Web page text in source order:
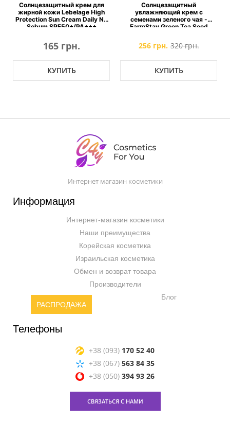
крем для
High
Daily No
PA+++
Солнцезащитный
увлажняющий крем с
семенами зеленого чая -
FarmStay Green Tea Seed
256 грн.
Пептидный
стик MEDI-PEEL
Sun Stick PRO
750 грн.
Интернет магазин косметики
Информация
Интернет-магазин косметики
Наши преимущества
Корейская косметика
Израильская косметика
Обмен и возврат товара
Производители
РАСПРОДАЖА
Блог
Телефоны
+38 (093) 170 52 40
+38 (067) 563 84 35
+38 (050) 394 93 26
СВЯЗАТЬСЯ С НАМИ